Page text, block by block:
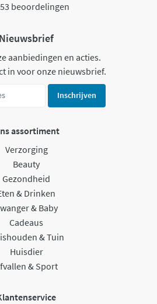
beoordelingen
Nieuwsbrief
aanbiedingen en acties.
in voor onze nieuwsbrief.
Inschrijven
assortiment
Verzorging
Beauty
Gezondheid
& Drinken
& Baby
Cadeaus
& Tuin
Huisdier
& Sport